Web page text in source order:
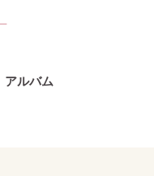
アルバム